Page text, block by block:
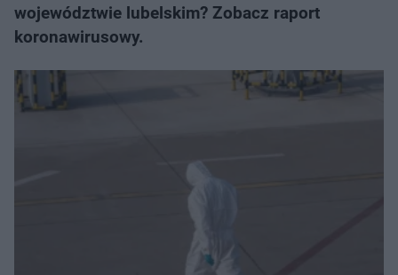
województwie lubelskim? Zobacz raport
koronawirusowy.